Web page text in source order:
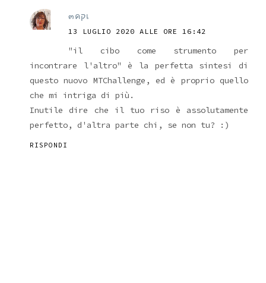
๓คקเ
13 LUGLIO 2020 ALLE ORE 16:42
"il cibo come strumento per
incontrare l'altro" è la perfetta sintesi di
questo nuovo MTChallenge, ed è proprio quello
che mi intriga di più.
Inutile dire che il tuo riso è assolutamente
perfetto, d'altra parte chi, se non tu? :)
RISPONDI